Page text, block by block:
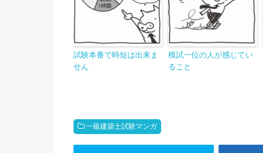
試験本番で時短は出来ま
せん
模試一位の人が感じてい
ること
一級建築士試験マンガ